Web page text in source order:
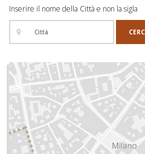
Inserire il nome della Città e non la sigla